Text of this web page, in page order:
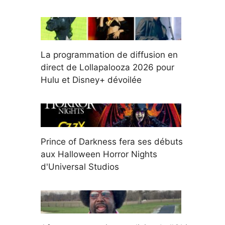
La programmation de diffusion en
direct de Lollapalooza 2026 pour
Hulu et Disney+ dévoilée
Prince of Darkness fera ses débuts
aux Halloween Horror Nights
d'Universal Studios